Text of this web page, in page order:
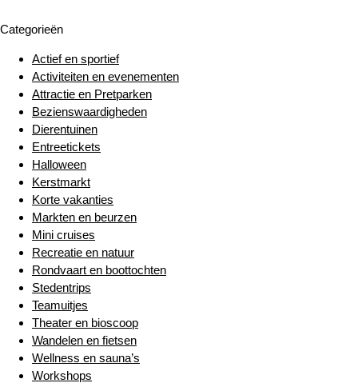
Categorieën
Actief en sportief
Activiteiten en evenementen
Attractie en Pretparken
Bezienswaardigheden
Dierentuinen
Entreetickets
Halloween
Kerstmarkt
Korte vakanties
Markten en beurzen
Mini cruises
Recreatie en natuur
Rondvaart en boottochten
Stedentrips
Teamuitjes
Theater en bioscoop
Wandelen en fietsen
Wellness en sauna’s
Workshops